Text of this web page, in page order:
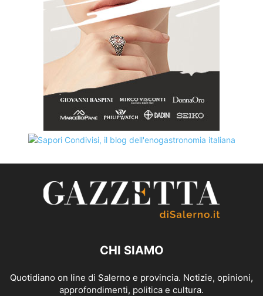
CHI SIAMO
Quotidiano on line di Salerno e provincia. Notizie, opinioni,
approfondimenti, politica e cultura.